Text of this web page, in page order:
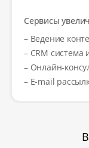
Сервисы
– Ведение
– CRM
– Онлайн-
– E-mail